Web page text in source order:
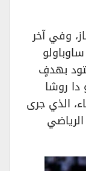
وفي آخر
ساوباولو
بهدفٍ
روشا
اللقاء، الذي جرى